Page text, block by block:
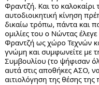
Φραντζή. Και το καλοκαίρι
αυτοδιοικητική κίνηση
δικαίω τρόπω, πάντα και
ομιλίες του ο Νώντας
Φραντζή ως χώρο Τεχνών
γνώμη και συμφωνείτε με
Συμβουλίου (το ψήφισαν
αυτά στις αποθήκες ΑΣΟ,
αιτιολόγηση της θέσης